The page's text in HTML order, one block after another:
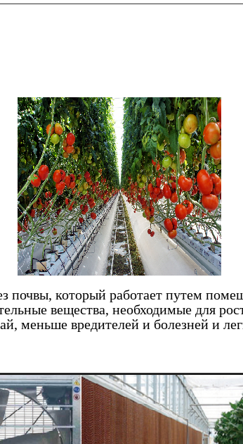
который работает путем
вещества, необходимые для
меньше вредителей и болезней и